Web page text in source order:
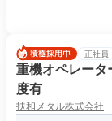
正社員
重機オペレータ
度有
扶和メタル株式会社